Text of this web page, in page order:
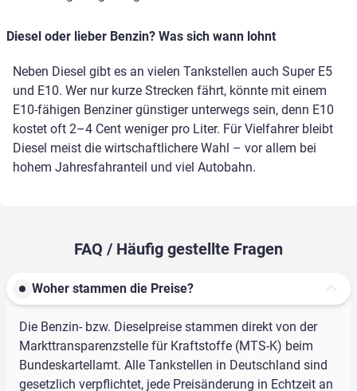
Diesel oder lieber Benzin? Was sich wann lohnt
Neben Diesel gibt es an vielen Tankstellen auch Super E5
und E10. Wer nur kurze Strecken fährt, könnte mit einem
E10-fähigen Benziner günstiger unterwegs sein, denn E10
kostet oft 2–4 Cent weniger pro Liter. Für Vielfahrer bleibt
Diesel meist die wirtschaftlichere Wahl – vor allem bei
hohem Jahresfahranteil und viel Autobahn.
FAQ / Häufig gestellte Fragen
Woher stammen die Preise?
Die Benzin- bzw. Dieselpreise stammen direkt von der
Markttransparenzstelle für Kraftstoffe (MTS-K) beim
Bundeskartellamt. Alle Tankstellen in Deutschland sind
gesetzlich verpflichtet, jede Preisänderung in Echtzeit an